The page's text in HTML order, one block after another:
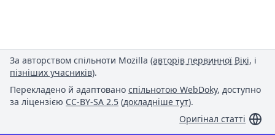
За авторством спільноти Mozilla (авторів первинної Вікі, і
пізніших учасників).
Перекладено й адаптовано спільнотою WebDoky, доступно
за ліцензією CC-BY-SA 2.5 (докладніше тут).
Оригінал статті